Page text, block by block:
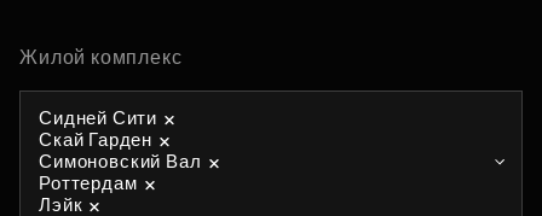
Жилой комплекс
Сидней Сити
Скай Гарден
Симоновский Вал
Роттердам
Лэйк